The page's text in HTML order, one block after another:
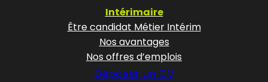
Intérimaire
Être candidat Métier Intérim
Nos avantages
Nos offres d’emplois
Déposer un CV